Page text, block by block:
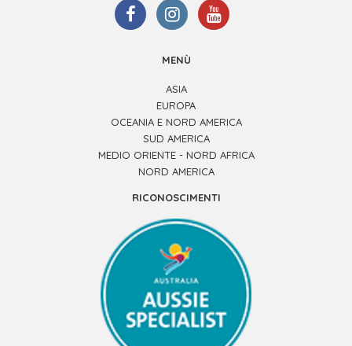
MENÙ
ASIA
EUROPA
OCEANIA E NORD AMERICA
SUD AMERICA
MEDIO ORIENTE - NORD AFRICA
NORD AMERICA
RICONOSCIMENTI